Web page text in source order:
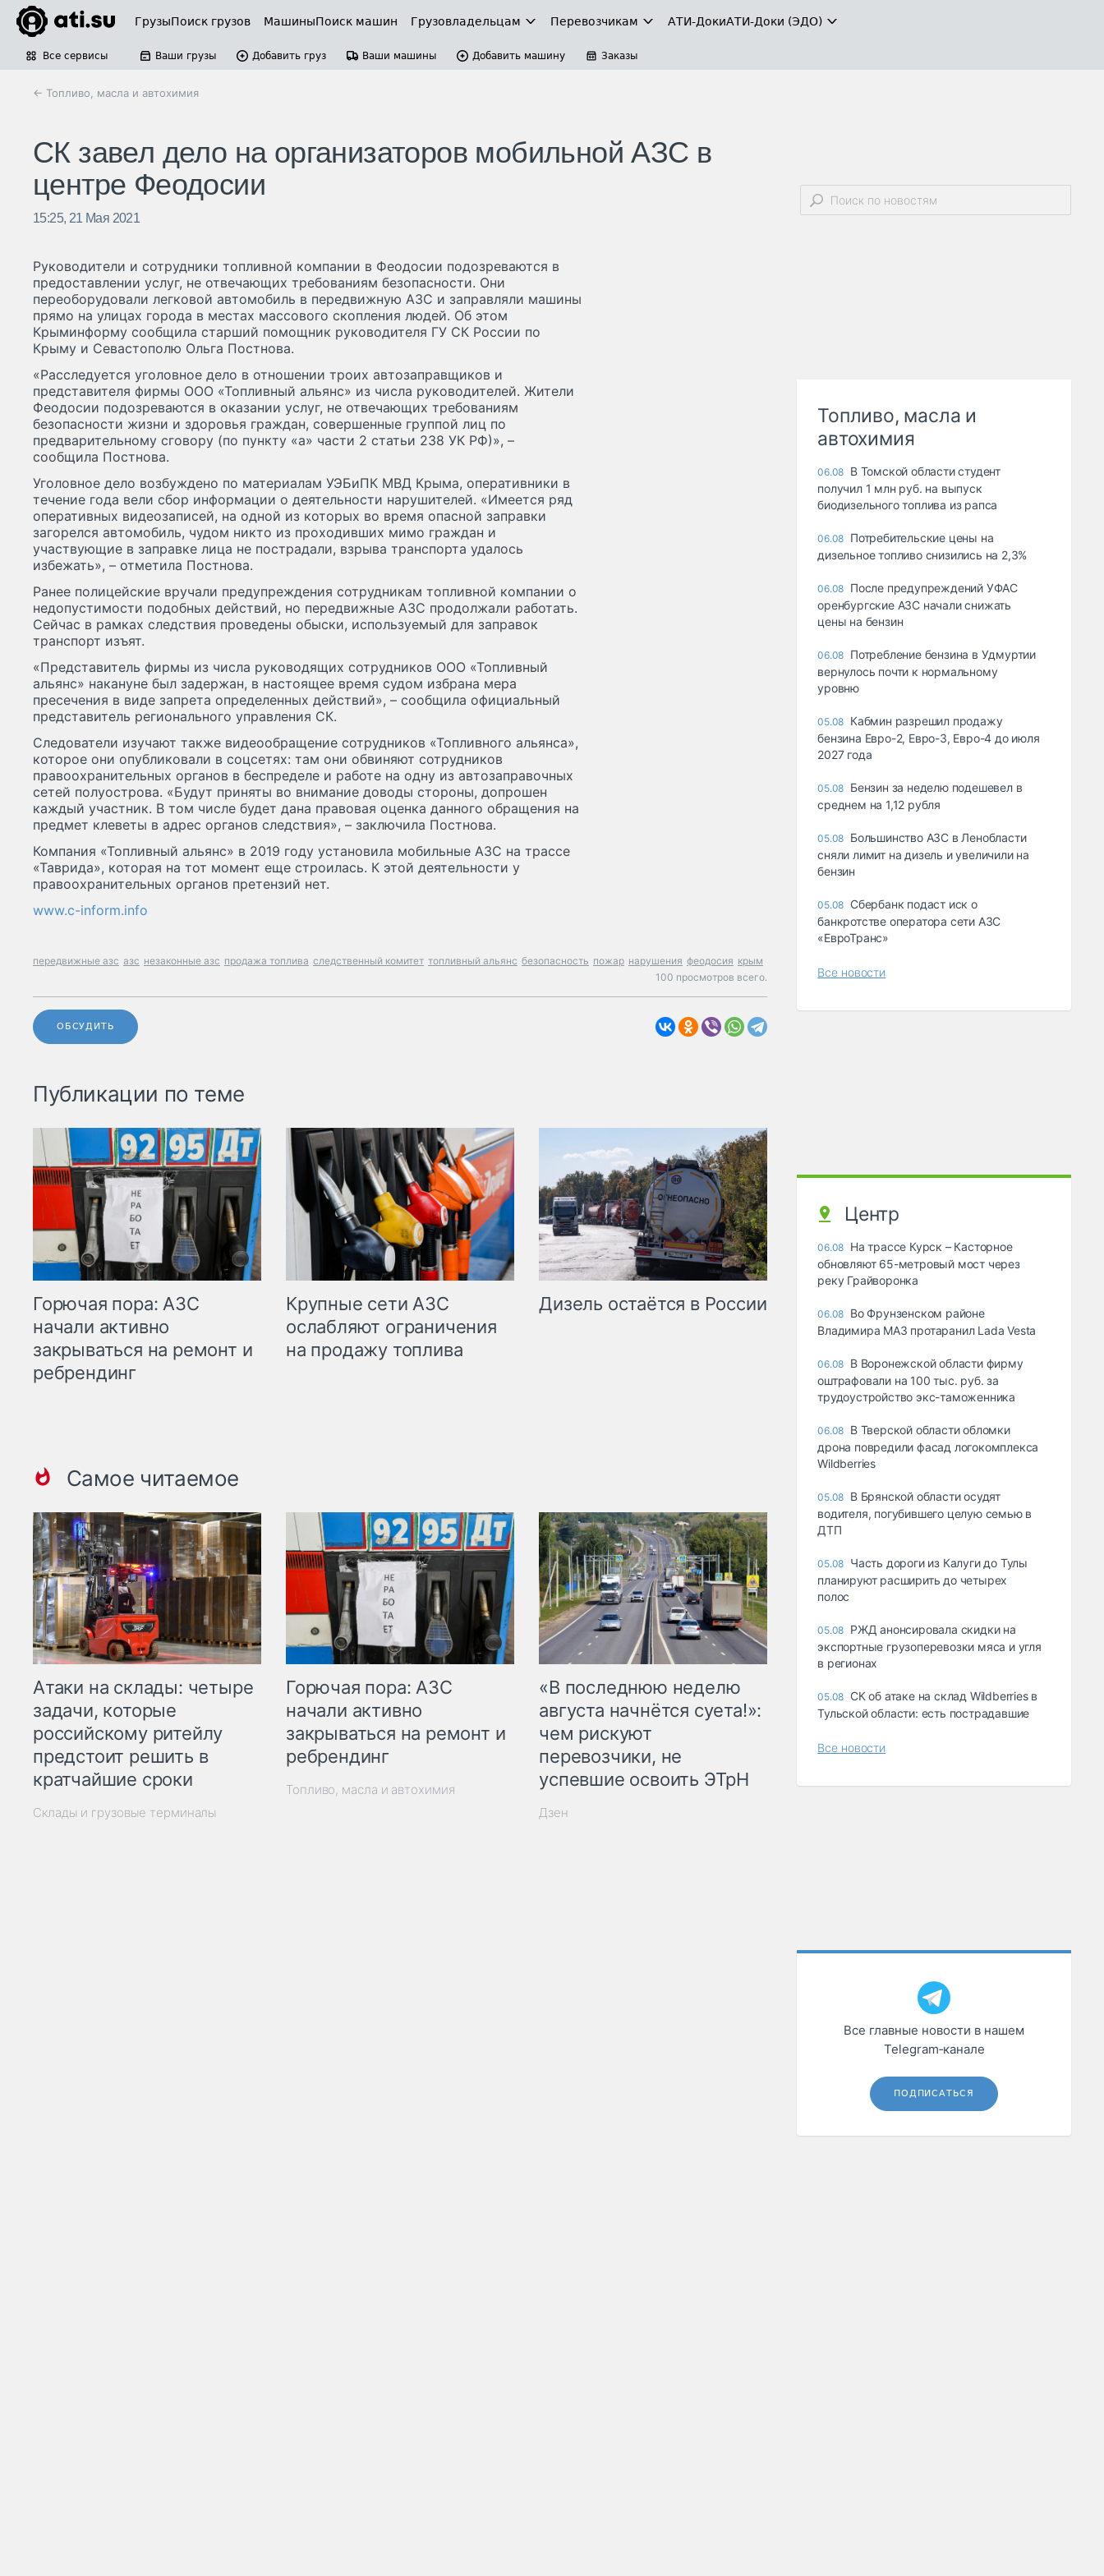
ГрузыПоиск грузов МашиныПоиск машин Грузовладельцам Перевозчикам АТИ-ДокиАТИ-Доки (ЭДО)
Все сервисы Ваши грузы Добавить груз Ваши машины Добавить машину Заказы
← Топливо, масла и автохимия
СК завел дело на организаторов мобильной АЗС в
центре Феодосии
15:25, 21 Мая 2021
Руководители и сотрудники топливной компании в Феодосии подозреваются в
предоставлении услуг, не отвечающих требованиям безопасности. Они
переоборудовали легковой автомобиль в передвижную АЗС и заправляли машины
прямо на улицах города в местах массового скопления людей. Об этом
Крыминформу сообщила старший помощник руководителя ГУ СК России по
Крыму и Севастополю Ольга Постнова.
«Расследуется уголовное дело в отношении троих автозаправщиков и
представителя фирмы ООО «Топливный альянс» из числа руководителей. Жители
Феодосии подозреваются в оказании услуг, не отвечающих требованиям
безопасности жизни и здоровья граждан, совершенные группой лиц по
предварительному сговору (по пункту «а» части 2 статьи 238 УК РФ)», –
сообщила Постнова.
Уголовное дело возбуждено по материалам УЭБиПК МВД Крыма, оперативники в
течение года вели сбор информации о деятельности нарушителей. «Имеется ряд
оперативных видеозаписей, на одной из которых во время опасной заправки
загорелся автомобиль, чудом никто из проходивших мимо граждан и
участвующие в заправке лица не пострадали, взрыва транспорта удалось
избежать», – отметила Постнова.
Ранее полицейские вручали предупреждения сотрудникам топливной компании о
недопустимости подобных действий, но передвижные АЗС продолжали работать.
Сейчас в рамках следствия проведены обыски, используемый для заправок
транспорт изъят.
«Представитель фирмы из числа руководящих сотрудников ООО «Топливный
альянс» накануне был задержан, в настоящее время судом избрана мера
пресечения в виде запрета определенных действий», – сообщила официальный
представитель регионального управления СК.
Следователи изучают также видеообращение сотрудников «Топливного альянса»,
которое они опубликовали в соцсетях: там они обвиняют сотрудников
правоохранительных органов в беспределе и работе на одну из автозаправочных
сетей полуострова. «Будут приняты во внимание доводы стороны, допрошен
каждый участник. В том числе будет дана правовая оценка данного обращения на
предмет клеветы в адрес органов следствия», – заключила Постнова.
Компания «Топливный альянс» в 2019 году установила мобильные АЗС на трассе
«Таврида», которая на тот момент еще строилась. К этой деятельности у
правоохранительных органов претензий нет.
www.c-inform.info
передвижные азс азс незаконные азс продажа топлива следственный комитет топливный альянс безопасность пожар нарушения феодосия крым
100 просмотров всего.
ОБСУДИТЬ
Публикации по теме
Горючая пора: АЗС
начали активно
закрываться на ремонт и
ребрендинг
Крупные сети АЗС
ослабляют ограничения
на продажу топлива
Дизель остаётся в России
Самое читаемое
Атаки на склады: четыре
задачи, которые
российскому ритейлу
предстоит решить в
кратчайшие сроки
Склады и грузовые терминалы
Горючая пора: АЗС
начали активно
закрываться на ремонт и
ребрендинг
Топливо, масла и автохимия
«В последнюю неделю
августа начнётся суета!»:
чем рискуют
перевозчики, не
успевшие освоить ЭТрН
Дзен
Топливо, масла и
автохимия
06.08 В Томской области студент
получил 1 млн руб. на выпуск
биодизельного топлива из рапса
06.08 Потребительские цены на
дизельное топливо снизились на 2,3%
06.08 После предупреждений УФАС
оренбургские АЗС начали снижать
цены на бензин
06.08 Потребление бензина в Удмуртии
вернулось почти к нормальному
уровню
05.08 Кабмин разрешил продажу
бензина Евро-2, Евро-3, Евро-4 до июля
2027 года
05.08 Бензин за неделю подешевел в
среднем на 1,12 рубля
05.08 Большинство АЗС в Ленобласти
сняли лимит на дизель и увеличили на
бензин
05.08 Сбербанк подаст иск о
банкротстве оператора сети АЗС
«ЕвроТранс»
Все новости
Центр
06.08 На трассе Курск – Касторное
обновляют 65-метровый мост через
реку Грайворонка
06.08 Во Фрунзенском районе
Владимира МАЗ протаранил Lada Vesta
06.08 В Воронежской области фирму
оштрафовали на 100 тыс. руб. за
трудоустройство экс-таможенника
06.08 В Тверской области обломки
дрона повредили фасад логокомплекса
Wildberries
05.08 В Брянской области осудят
водителя, погубившего целую семью в
ДТП
05.08 Часть дороги из Калуги до Тулы
планируют расширить до четырех
полос
05.08 РЖД анонсировала скидки на
экспортные грузоперевозки мяса и угля
в регионах
05.08 СК об атаке на склад Wildberries в
Тульской области: есть пострадавшие
Все новости
Все главные новости в нашем
Telegram‑канале
ПОДПИСАТЬСЯ